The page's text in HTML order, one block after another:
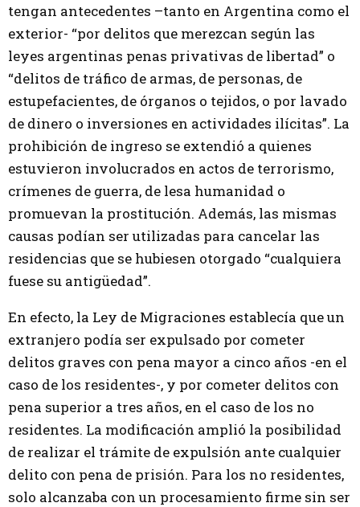
tengan antecedentes –tanto en Argentina como el
exterior- “por delitos que merezcan según las
leyes argentinas penas privativas de libertad” o
“delitos de tráfico de armas, de personas, de
estupefacientes, de órganos o tejidos, o por lavado
de dinero o inversiones en actividades ilícitas”. La
prohibición de ingreso se extendió a quienes
estuvieron involucrados en actos de terrorismo,
crímenes de guerra, de lesa humanidad o
promuevan la prostitución. Además, las mismas
causas podían ser utilizadas para cancelar las
residencias que se hubiesen otorgado “cualquiera
fuese su antigüedad”.
En efecto, la Ley de Migraciones establecía que un
extranjero podía ser expulsado por cometer
delitos graves con pena mayor a cinco años -en el
caso de los residentes-, y por cometer delitos con
pena superior a tres años, en el caso de los no
residentes. La modificación amplió la posibilidad
de realizar el trámite de expulsión ante cualquier
delito con pena de prisión. Para los no residentes,
solo alcanzaba con un procesamiento firme sin ser